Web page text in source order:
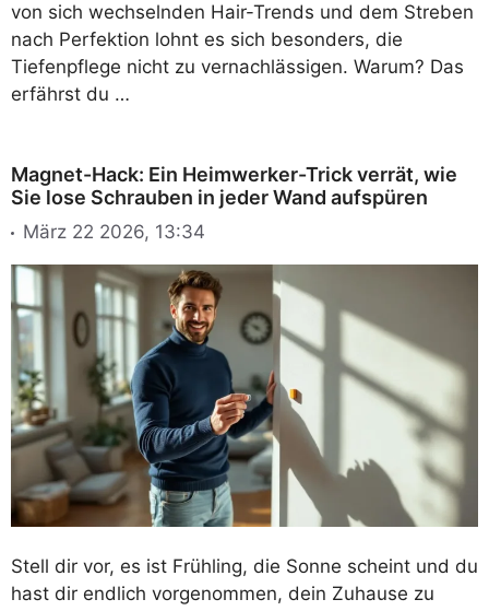
von sich wechselnden Hair-Trends und dem Streben
nach Perfektion lohnt es sich besonders, die
Tiefenpflege nicht zu vernachlässigen. Warum? Das
erfährst du …
Magnet-Hack: Ein Heimwerker-Trick verrät, wie
Sie lose Schrauben in jeder Wand aufspüren
März 22 2026, 13:34
Stell dir vor, es ist Frühling, die Sonne scheint und du
hast dir endlich vorgenommen, dein Zuhause zu